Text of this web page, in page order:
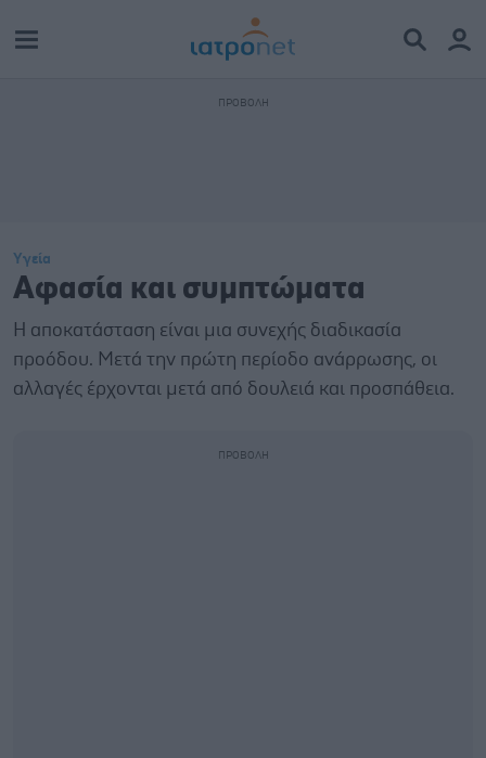
Υγεία
Αφασία και συμπτώματα
Η αποκατάσταση είναι μια συνεχής διαδικασία
προόδου. Μετά την πρώτη περίοδο ανάρρωσης, οι
αλλαγές έρχονται μετά από δουλειά και προσπάθεια.